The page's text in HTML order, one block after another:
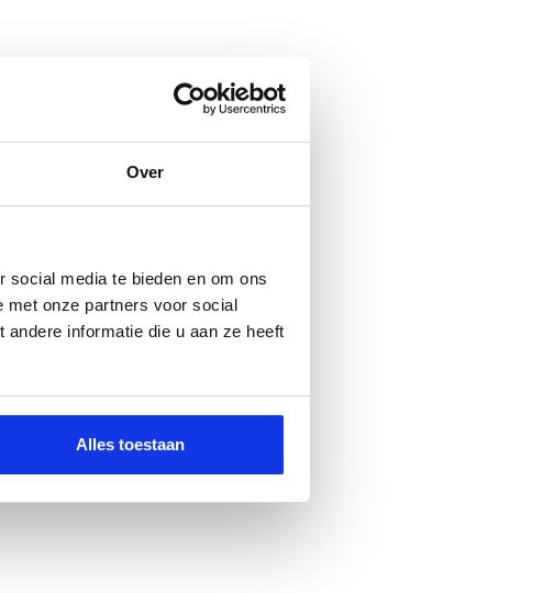
Over
media te bieden en om ons
met onze partners voor social
informatie die u aan ze heeft
Alles toestaan